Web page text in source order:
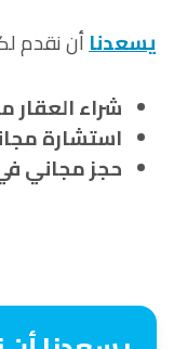
يسعدناأن نقدم
شراء
استشارة
حجز مجاني